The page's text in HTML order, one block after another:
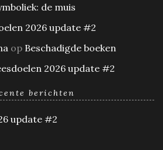
de muis
2026 update #2
op Beschadigde boeken
2026 update #2
berichten
update #2